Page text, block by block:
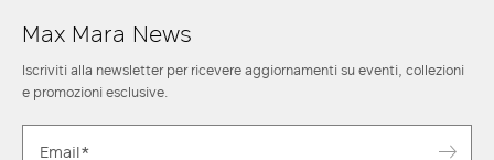
Max Mara News
Iscriviti alla newsletter per ricevere aggiornamenti su eventi, collezioni
e promozioni esclusive.